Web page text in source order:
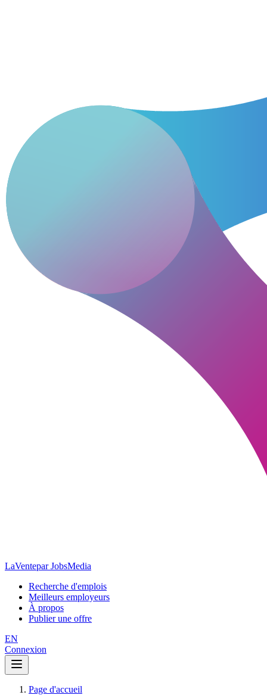
LaVentepar JobsMedia
Recherche d'emplois
Meilleurs employeurs
À propos
Publier une offre
EN
Connexion
Page d'accueil